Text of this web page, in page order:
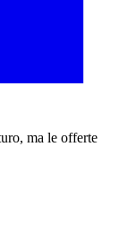
ma le offerte